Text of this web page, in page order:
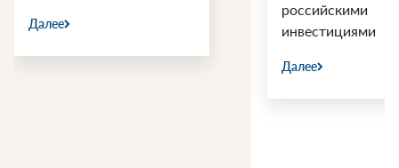
Далее
российскими
инвестициями
Далее